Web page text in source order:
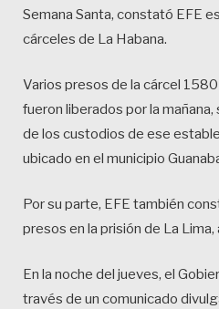
Semana Santa, constató EFE
cárceles de La Habana.
Varios presos de la cárcel
fueron liberados por la
de los custodios de ese
ubicado en el municipio
Por su parte, EFE también
presos en la prisión de La Lima,
En la noche del jueves, el
través de un comunicado